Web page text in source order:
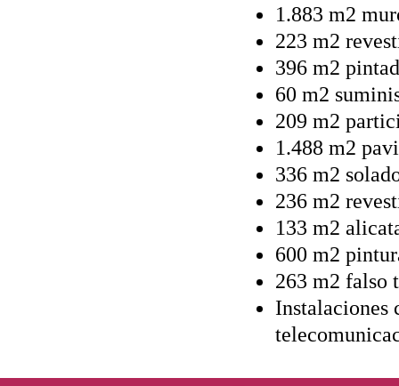
1.883 m2
223 m2
396 m2
60 m2
209 m2
1.488 m2
336 m2
236 m2
133 m2
600 m2
263 m2 falso
Instalaciones